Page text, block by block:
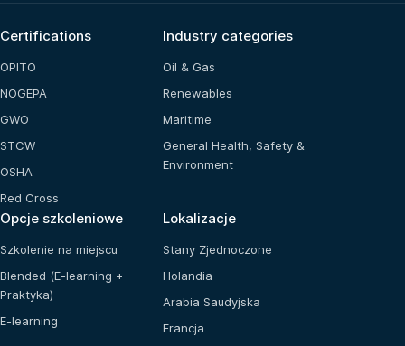
Certifications
OPITO
NOGEPA
GWO
STCW
OSHA
Red Cross
Industry categories
Oil & Gas
Renewables
Maritime
General Health, Safety &
Environment
Opcje szkoleniowe
Szkolenie na miejscu
Blended (E-learning +
Praktyka)
E-learning
Lokalizacje
Stany Zjednoczone
Holandia
Arabia Saudyjska
Francja